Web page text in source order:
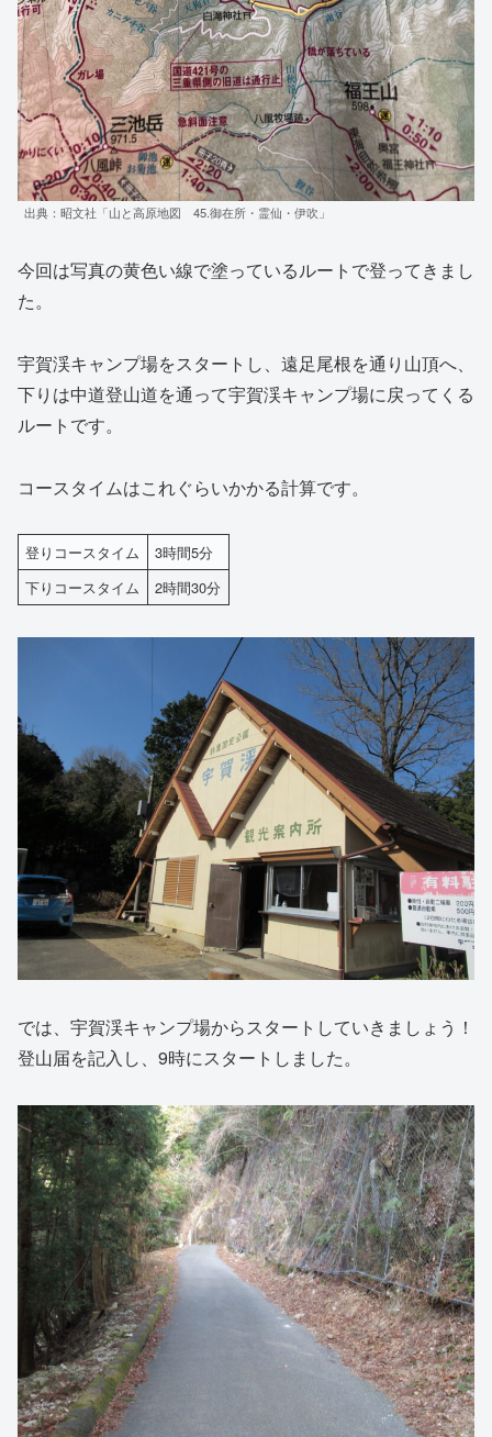
出典：昭文社「山と高原地図 45.御在所・霊仙・伊吹」
今回は写真の黄色い線で塗っているルートで登ってきまし
た。
宇賀渓キャンプ場をスタートし、遠足尾根を通り山頂へ、
下りは中道登山道を通って宇賀渓キャンプ場に戻ってくる
ルートです。
コースタイムはこれぐらいかかる計算です。
登りコースタイム
3時間5分
下りコースタイム
2時間30分
では、宇賀渓キャンプ場からスタートしていきましょう！
登山届を記入し、9時にスタートしました。